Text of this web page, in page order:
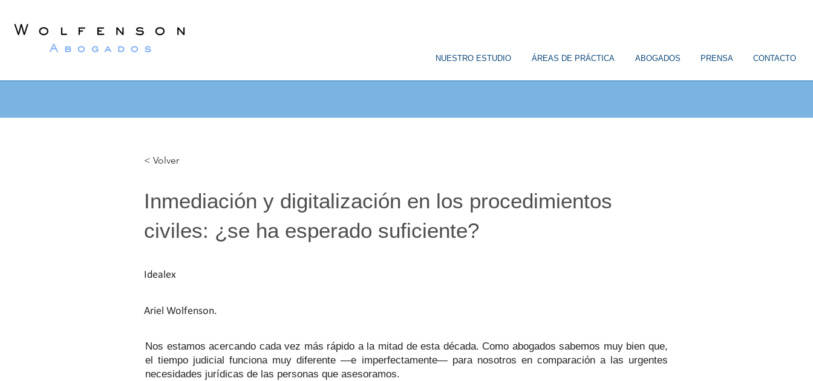
NUESTRO ESTUDIO ÁREAS DE PRÁCTICA ABOGADOS PRENSA CONTACTO
< Volver
Inmediación y digitalización en los procedimientos
civiles: ¿se ha esperado suficiente?
Idealex
Ariel Wolfenson.
Nos estamos acercando cada vez más rápido a la mitad de esta década. Como abogados sabemos muy bien que,
el tiempo judicial funciona muy diferente —e imperfectamente— para nosotros en comparación a las urgentes
necesidades jurídicas de las personas que asesoramos.
Wolfenson